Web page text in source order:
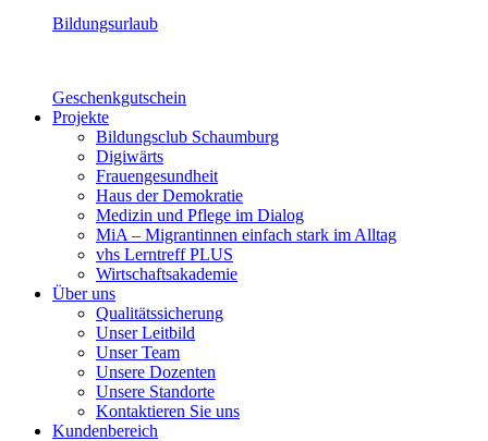
Bildungsurlaub
Geschenkgutschein
Projekte
Bildungsclub Schaumburg
Digiwärts
Frauengesundheit
Haus der Demokratie
Medizin und Pflege im Dialog
MiA – Migrantinnen einfach stark im Alltag
vhs Lerntreff PLUS
Wirtschaftsakademie
Über uns
Qualitätssicherung
Unser Leitbild
Unser Team
Unsere Dozenten
Unsere Standorte
Kontaktieren Sie uns
Kundenbereich